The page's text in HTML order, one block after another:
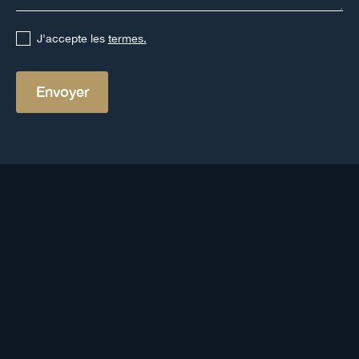
J'accepte les termes.